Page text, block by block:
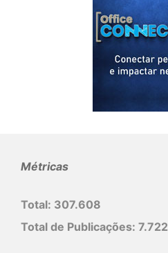
Métricas
Total: 307.608
Total de Publicações: 7.722